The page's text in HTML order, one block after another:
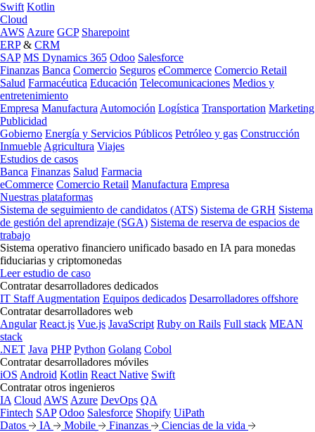
Swift Kotlin
Cloud
AWS Azure GCP Sharepoint
ERP& CRM
SAP MS Dynamics 365 Odoo Salesforce
Finanzas Banca Comercio Seguros eCommerce Comercio Retail
Salud Farmacéutica Educación Telecomunicaciones Medios y
entretenimiento
Empresa Manufactura Automoción Logística Transportation Marketing
Publicidad
Gobierno Energía y Servicios Públicos Petróleo y gas Construcción
Inmueble Agricultura Viajes
Estudios de casos
Banca Finanzas Salud Farmacia
eCommerce Comercio Retail Manufactura Empresa
Nuestras plataformas
Sistema de seguimiento de candidatos (ATS) Sistema de GRH Sistema
de gestión del aprendizaje (SGA) Sistema de reserva de espacios de
trabajo
Sistema operativo financiero unificado basado en IA para monedas
fiduciarias y criptomonedas
Leer estudio de caso
Contratar desarrolladores dedicados
IT Staff Augmentation Equipos dedicados Desarrolladores offshore
Contratar desarrolladores web
Angular React.js Vue.js JavaScript Ruby on Rails Full stack MEAN
stack
.NET Java PHP Python Golang Cobol
Contratar desarrolladores móviles
iOS Android Kotlin React Native Swift
Contratar otros ingenieros
IA Cloud AWS Azure DevOps QA
Fintech SAP Odoo Salesforce Shopify UiPath
Datos
IA Mobile Finanzas Ciencias de la vida